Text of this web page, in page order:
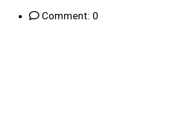
Comment: 0